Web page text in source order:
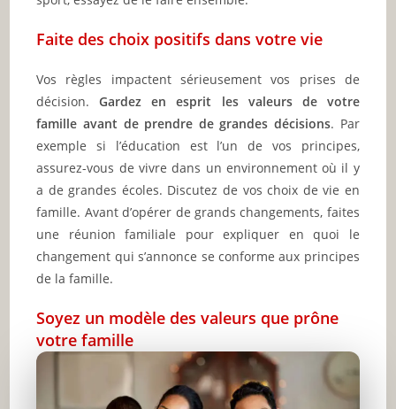
Faite des choix positifs dans votre vie
Vos règles impactent sérieusement vos prises de
décision.Gardez en esprit les valeurs de votre
famille avant de prendre de grandes décisions. Par
exemple si l’éducation est l’un de vos principes,
assurez-vous de vivre dans un environnement où il y
a de grandes écoles. Discutez de vos choix de vie en
famille. Avant d’opérer de grands changements, faites
une réunion familiale pour expliquer en quoi le
changement qui s’annonce se conforme aux principes
de la famille.
Soyez un modèle des valeurs que prône
votre famille